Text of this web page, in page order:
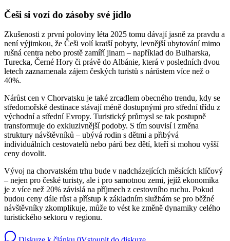
Češi si vozí do zásoby své jídlo
Zkušenosti z první poloviny léta 2025 tomu dávají jasně za pravdu a
není výjimkou, že Češi volí kratší pobyty, levnější ubytování mimo
rušná centra nebo prostě zamíří jinam – například do Bulharska,
Turecka, Černé Hory či právě do Albánie, která v posledních dvou
letech zaznamenala zájem českých turistů s nárůstem více než o
40%.
Nárůst cen v Chorvatsku je také zrcadlem obecného trendu, kdy se
středomořské destinace stávají méně dostupnými pro střední třídu z
východní a střední Evropy. Turistický průmysl se tak postupně
transformuje do exkluzivnější podoby. S tím souvisí i změna
struktury návštěvníků – ubývá rodin s dětmi a přibývá
individuálních cestovatelů nebo párů bez dětí, kteří si mohou vyšší
ceny dovolit.
Vývoj na chorvatském trhu bude v nadcházejících měsících klíčový
– nejen pro české turisty, ale i pro samotnou zemi, jejíž ekonomika
je z více než 20% závislá na příjmech z cestovního ruchu. Pokud
budou ceny dále růst a přístup k základním službám se pro běžné
návštěvníky zkomplikuje, může to vést ke změně dynamiky celého
turistického sektoru v regionu.